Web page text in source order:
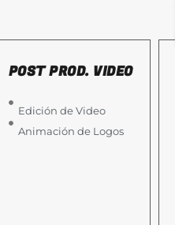
POST PROD. VIDEO
Edición de Video
Animación de Logos